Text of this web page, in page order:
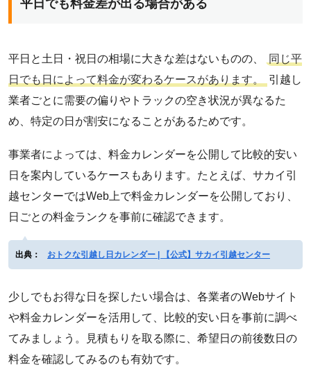
平日でも料金差が出る場合がある
平日と土日・祝日の相場に大きな差はないものの、
同じ平
日でも日によって料金が変わるケースがあります。
引越し
業者ごとに需要の偏りやトラックの空き状況が異なるた
め、特定の日が割安になることがあるためです。
事業者によっては、料金カレンダーを公開して比較的安い
日を案内しているケースもあります。たとえば、サカイ引
越センターではWeb上で料金カレンダーを公開しており、
日ごとの料金ランクを事前に確認できます。
出典： おトクな引越し日カレンダー | 【公式】サカイ引越センター
少しでもお得な日を探したい場合は、各業者のWebサイト
や料金カレンダーを活用して、比較的安い日を事前に調べ
てみましょう。見積もりを取る際に、希望日の前後数日の
料金を確認してみるのも有効です。